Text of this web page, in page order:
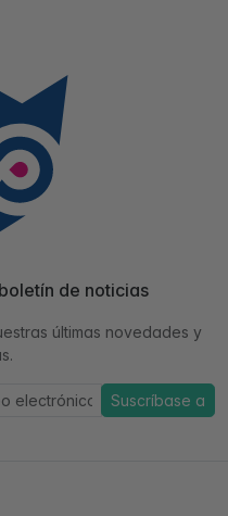
de noticias
últimas novedades y
Suscríbase a